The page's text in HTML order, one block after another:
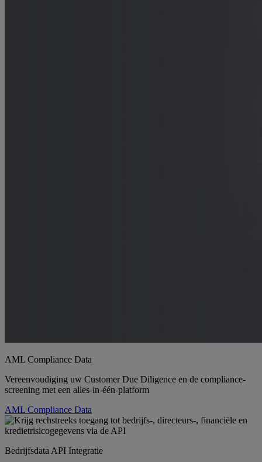
AML Compliance Data
Vereenvoudiging uw Customer Due Diligence en de compliance-
screening met een alles-in-één-platform
AML Compliance Data
Bedrijfsdata API Integratie